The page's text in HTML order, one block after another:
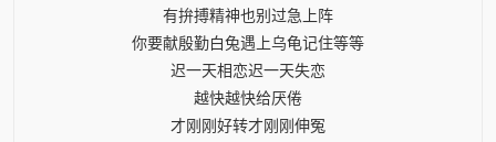
有拚搏精神也别过急上阵
你要献殷勤白兔遇上乌龟记住等等
迟一天相恋迟一天失恋
越快越快给厌倦
才刚刚好转才刚刚伸冤